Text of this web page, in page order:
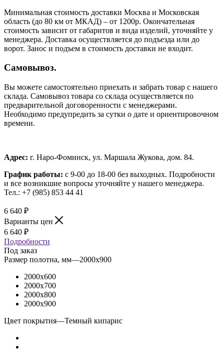
Минимальная стоимость доставки Москва и Московская
область (до 80 км от МКАД) – от 1200р. Окончательная
стоимость зависит от габаритов и вида изделий, уточняйте у
менеджера. Доставка осуществляется до подъезда или до
ворот. Занос и подъем в стоимость доставки не входит.
Самовывоз.
Вы можете самостоятельно приехать и забрать товар с нашего
склада. Самовывоз товара со склада осуществляется по
предварительной договоренности с менеджерами.
Необходимо предупредить за сутки о дате и ориентировочном
времени.
Адрес: г. Наро-Фоминск, ул. Маршала Жукова, дом. 84.
График работы: с 9-00 до 18-00 без выходных. Подробности
и все возникшие вопросы уточняйте у нашего менеджера.
Тел.: +7 (985) 853 44 41
6 640 ₽
Варианты цен
6 640 ₽
Подробности
Под заказ
Размер полотна, мм—2000x900
2000x600
2000x700
2000x800
2000x900
Цвет покрытия—Темный кипарис